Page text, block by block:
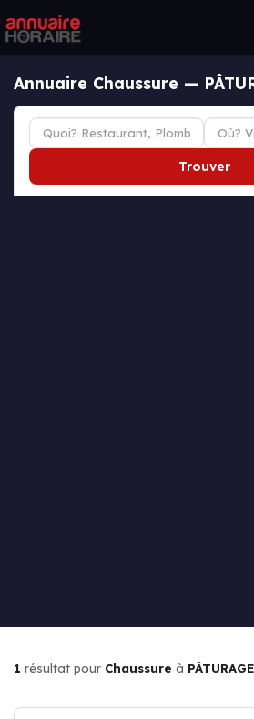
Annuaire Chaussure —
Trouver
1 résultat pour Chaussure à